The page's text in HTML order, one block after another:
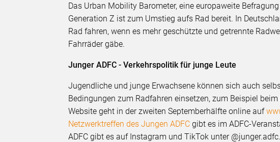
Das Urban Mobility Barometer, eine europaweite
Generation Z ist zum Umstieg aufs Rad bereit. In
Rad fahren, wenn es mehr geschützte und getrennte
Fahrräder gäbe.
Junger ADFC - Verkehrspolitik für junge Leute
Jugendliche und junge Erwachsene können sich auch
Bedingungen zum Radfahren einsetzen, zum Beispiel
Website geht in der zweiten Septemberhälfte online auf
Netzwerktreffen des Jungen ADFC gibt es im ADFC-
ADFC gibt es auf Instagram und TikTok unter @junger.adfc.